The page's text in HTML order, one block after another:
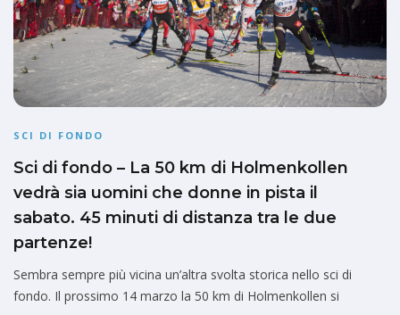
SCI DI FONDO
Sci di fondo – La 50 km di Holmenkollen
vedrà sia uomini che donne in pista il
sabato. 45 minuti di distanza tra le due
partenze!
Sembra sempre più vicina un’altra svolta storica nello sci di
fondo. Il prossimo 14 marzo la 50 km di Holmenkollen si